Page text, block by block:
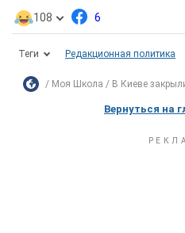
108 6
Теги Редакционная политика
Моя Школа В Киеве
Вернуться на